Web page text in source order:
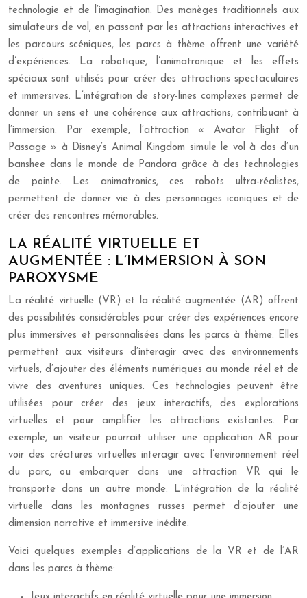
technologie et de l’imagination. Des manèges traditionnels aux
simulateurs de vol, en passant par les attractions interactives et
les parcours scéniques, les parcs à thème offrent une variété
d’expériences. La robotique, l’animatronique et les effets
spéciaux sont utilisés pour créer des attractions spectaculaires
et immersives. L’intégration de story-lines complexes permet de
donner un sens et une cohérence aux attractions, contribuant à
l’immersion. Par exemple, l’attraction « Avatar Flight of
Passage » à Disney’s Animal Kingdom simule le vol à dos d’un
banshee dans le monde de Pandora grâce à des technologies
de pointe. Les animatronics, ces robots ultra-réalistes,
permettent de donner vie à des personnages iconiques et de
créer des rencontres mémorables.
LA RÉALITÉ VIRTUELLE ET
AUGMENTÉE : L’IMMERSION À SON
PAROXYSME
La réalité virtuelle (VR) et la réalité augmentée (AR) offrent
des possibilités considérables pour créer des expériences encore
plus immersives et personnalisées dans les parcs à thème. Elles
permettent aux visiteurs d’interagir avec des environnements
virtuels, d’ajouter des éléments numériques au monde réel et de
vivre des aventures uniques. Ces technologies peuvent être
utilisées pour créer des jeux interactifs, des explorations
virtuelles et pour amplifier les attractions existantes. Par
exemple, un visiteur pourrait utiliser une application AR pour
voir des créatures virtuelles interagir avec l’environnement réel
du parc, ou embarquer dans une attraction VR qui le
transporte dans un autre monde. L’intégration de la réalité
virtuelle dans les montagnes russes permet d’ajouter une
dimension narrative et immersive inédite.
Voici quelques exemples d’applications de la VR et de l’AR
dans les parcs à thème: